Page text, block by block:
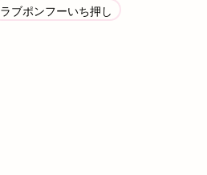
ラブポンフーいち押し